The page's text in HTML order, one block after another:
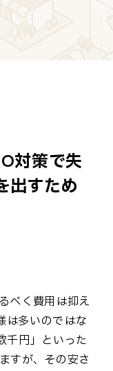
対策で失
出すため
べく費用は抑え
は多いのではな
千円」といった
すが、その安さ